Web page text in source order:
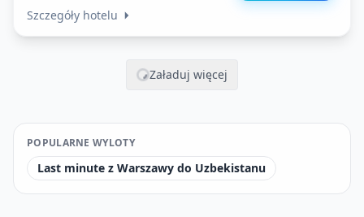
Szczegóły hotelu
Załaduj więcej
POPULARNE WYLOTY
Last minute z Warszawy do Uzbekistanu